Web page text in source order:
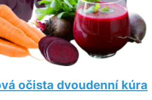
očista dvoudenní kúra